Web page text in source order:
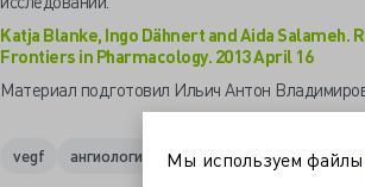
Katja Blanke, Ingo Dähnert and Aida
Frontiers in Pharmacology. 2013 April 16
Материал подготовил Ильич Антон
vegf ангиология гемангиома
Мы используем файлы